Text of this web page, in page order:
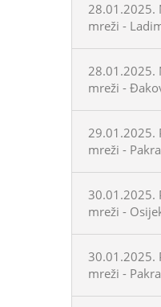
28.01.2025.
mreži -
28.01.2025.
mreži -
29.01.2025.
mreži -
30.01.2025.
mreži -
30.01.2025.
mreži -